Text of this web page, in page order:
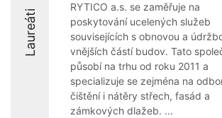
Laureáti
RYTICO a.s. se zaměřuje na
poskytování ucelených služeb
souvisejících s obnovou a
vnějších částí budov. Tato
působí na trhu od roku 2011 a
specializuje se zejména na
čištění i nátěry střech, fasád a
zámkových dlažeb. ...